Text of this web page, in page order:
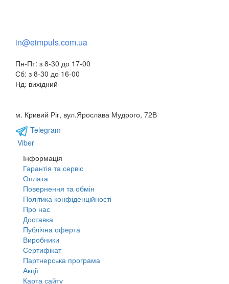
in@eimpuls.com.ua
Пн-Пт: з 8-30 до 17-00
Сб: з 8-30 до 16-00
Нд: вихідний
м. Кривий Ріг, вул.Ярослава Мудрого, 72В
Telegram
Viber
Інформація
Гарантія та сервіс
Оплата
Повернення та обмін
Політика конфіденційності
Про нас
Доставка
Публічна оферта
Виробники
Сертифікат
Партнерська програма
Акції
Карта сайту